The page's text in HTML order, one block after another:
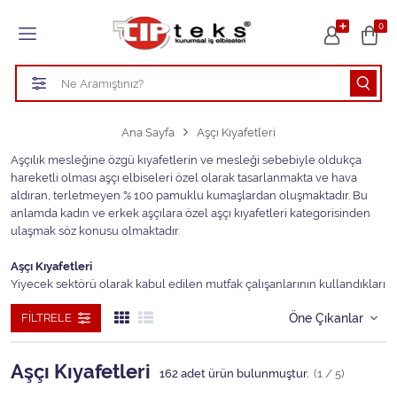
0
Tüm Kategoriler
HASTANE KIYAFETLERİ
Aşçı Kıyafetleri
Tüm Kategorileri Gör
Ana Sayfa Aşçı Kıyafetleri
Aşçılık mesleğine özgü kıyafetlerin ve mesleği sebebiyle oldukça
hareketli olması aşçı elbiseleri özel olarak tasarlanmakta ve hava
aldıran, terletmeyen % 100 pamuklu kumaşlardan oluşmaktadır. Bu
anlamda kadın ve erkek aşçılara özel aşçı kıyafetleri kategorisinden
ulaşmak söz konusu olmaktadır.
Aşçı Kıyafetleri
Yiyecek sektörü olarak kabul edilen mutfak çalışanlarının kullandıkları
elbiseler aşçı kıyafeti olarak tanımlanmaktadır. Aşçı elbiseleri çeşitli
formlarda üretilmektedir. Söz konusu kıyafetlerin sağlık ve mutfak
Kadın Aşçı Ceketleri
FILTRELE
Aşçı Kıyafetleri 162 adet ürün bulunmuştur. (1 / 5)